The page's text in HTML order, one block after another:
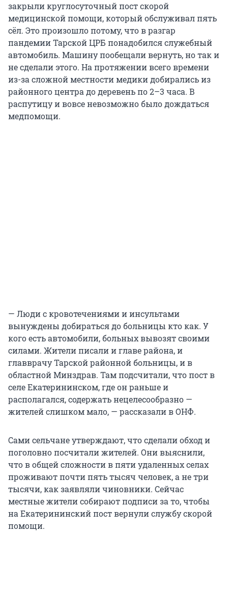
закрыли круглосуточный пост скорой
медицинской помощи, который обслуживал пять
сёл. Это произошло потому, что в разгар
пандемии Тарской ЦРБ понадобился служебный
автомобиль. Машину пообещали вернуть, но так и
не сделали этого. На протяжении всего времени
из-за сложной местности медики добирались из
районного центра до деревень по 2–3 часа. В
распутицу и вовсе невозможно было дождаться
медпомощи.
— Люди с кровотечениями и инсультами
вынуждены добираться до больницы кто как. У
кого есть автомобили, больных вывозят своими
силами. Жители писали и главе района, и
главврачу Тарской районной больницы, и в
областной Минздрав. Там подсчитали, что пост в
селе Екатерининском, где он раньше и
располагался, содержать нецелесообразно —
жителей слишком мало, — рассказали в ОНФ.
Сами сельчане утверждают, что сделали обход и
поголовно посчитали жителей. Они выяснили,
что в общей сложности в пяти удаленных селах
проживают почти пять тысяч человек, а не три
тысячи, как заявляли чиновники. Сейчас
местные жители собирают подписи за то, чтобы
на Екатерининский пост вернули службу скорой
помощи.